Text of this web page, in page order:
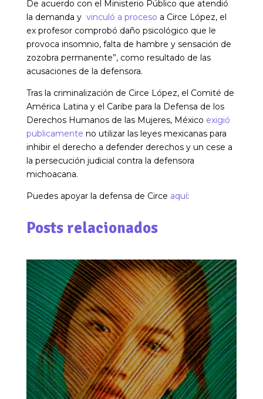
De acuerdo con el Ministerio Público que atendió
la demanda y vinculó a proceso a Circe López, el
ex profesor comprobó daño psicológico que le
provoca insomnio, falta de hambre y sensación de
zozobra permanente”, como resultado de las
acusaciones de la defensora.
Tras la criminalización de Circe López, el Comité de
América Latina y el Caribe para la Defensa de los
Derechos Humanos de las Mujeres, México exigió
publicamente no utilizar las leyes mexicanas para
inhibir el derecho a defender derechos y un cese a
la persecución judicial contra la defensora
michoacana.
Puedes apoyar la defensa de Circe aquí:
Posts relacionados